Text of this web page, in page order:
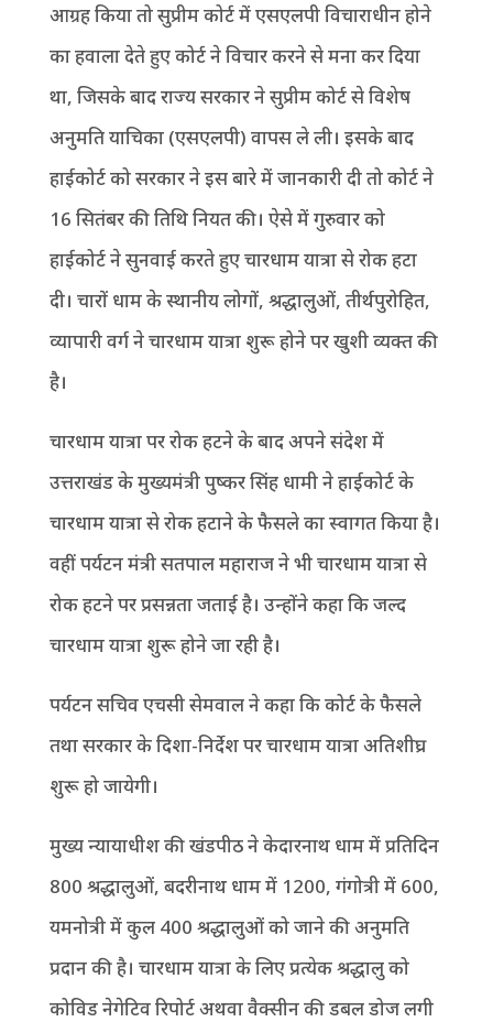
आग्रह किया तो सुप्रीम कोर्ट में एसएलपी विचाराधीन होने
का हवाला देते हुए कोर्ट ने विचार करने से मना कर दिया
था, जिसके बाद राज्य सरकार ने सुप्रीम कोर्ट से विशेष
अनुमति याचिका (एसएलपी) वापस ले ली। इसके बाद
हाईकोर्ट को सरकार ने इस बारे में जानकारी दी तो कोर्ट ने
16 सितंबर की तिथि नियत की। ऐसे में गुरुवार को
हाईकोर्ट ने सुनवाई करते हुए चारधाम यात्रा से रोक हटा
दी। चारों धाम के स्थानीय लोगों, श्रद्धालुओं, तीर्थपुरोहित,
व्यापारी वर्ग ने चारधाम यात्रा शुरू होने पर खुशी व्यक्त की
है।
चारधाम यात्रा पर रोक हटने के बाद अपने संदेश में
उत्तराखंड के मुख्यमंत्री पुष्कर सिंह धामी ने हाईकोर्ट के
चारधाम यात्रा से रोक हटाने के फैसले का स्वागत किया है।
वहीं पर्यटन मंत्री सतपाल महाराज ने भी चारधाम यात्रा से
रोक हटने पर प्रसन्नता जताई है। उन्होंने कहा कि जल्द
चारधाम यात्रा शुरू होने जा रही है।
पर्यटन सचिव एचसी सेमवाल ने कहा कि कोर्ट के फैसले
तथा सरकार के दिशा-निर्देश पर चारधाम यात्रा अतिशीघ्र
शुरू हो जायेगी।
मुख्य न्यायाधीश की खंडपीठ ने केदारनाथ धाम में प्रतिदिन
800 श्रद्धालुओं, बदरीनाथ धाम में 1200, गंगोत्री में 600,
यमनोत्री में कुल 400 श्रद्धालुओं को जाने की अनुमति
प्रदान की है। चारधाम यात्रा के लिए प्रत्येक श्रद्धालु को
कोविड नेगेटिव रिपोर्ट अथवा वैक्सीन की डबल डोज लगी